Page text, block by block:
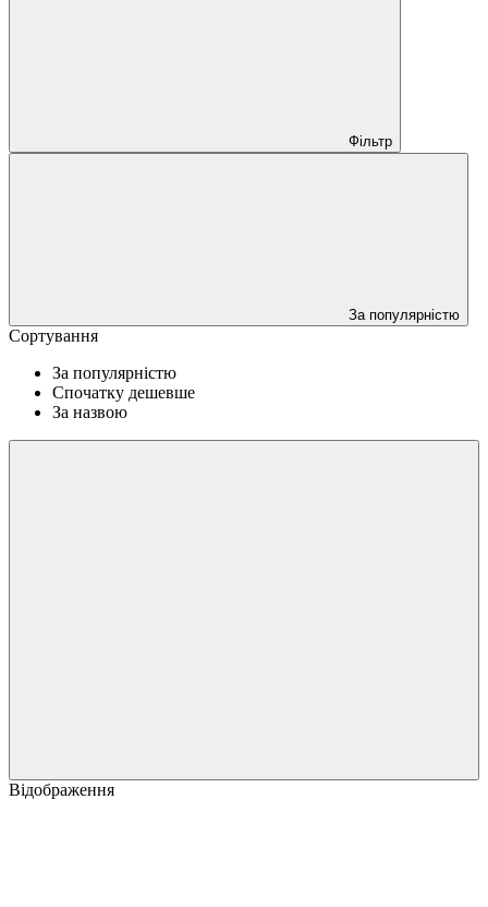
Фільтр
За популярністю
Сортування
За популярністю
Спочатку дешевше
За назвою
Відображення